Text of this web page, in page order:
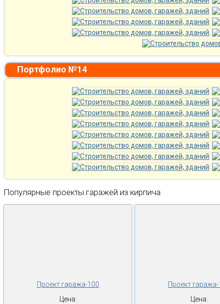
Портфолио №14
Популярные проекты гаражей из кирпича
Проект гаража-100
Цена:
Проект
Цена: